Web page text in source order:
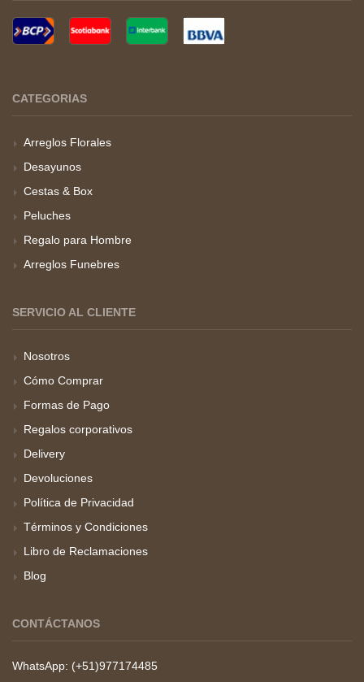
CATEGORIAS
Arreglos Florales
Desayunos
Cestas & Box
Peluches
Regalo para Hombre
Arreglos Funebres
SERVICIO AL CLIENTE
Nosotros
Cómo Comprar
Formas de Pago
Regalos corporativos
Delivery
Devoluciones
Política de Privacidad
Términos y Condiciones
Libro de Reclamaciones
Blog
CONTÁCTANOS
WhatsApp: (+51)977174485